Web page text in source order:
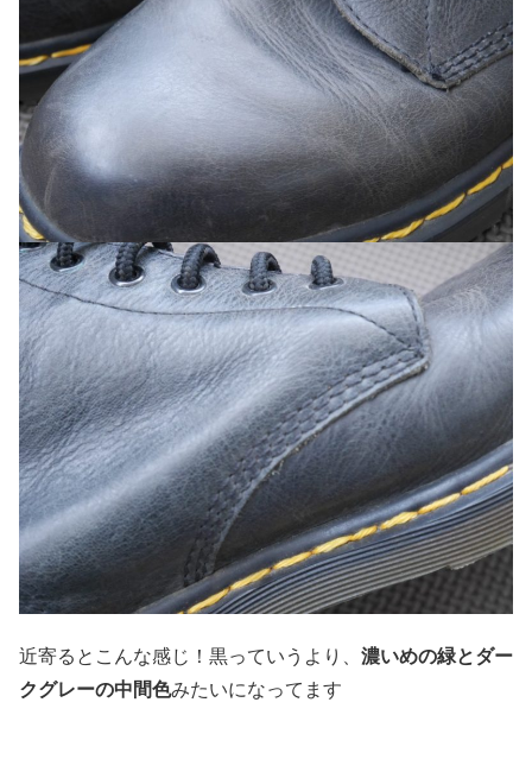
近寄るとこんな感じ！黒っていうより、 濃いめの緑とダー
クグレーの中間色みたいになってます